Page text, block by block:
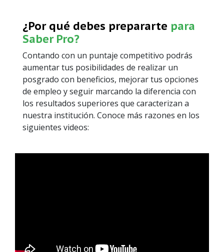
¿Por qué debes prepararte para
Saber Pro?
Contando con un puntaje competitivo podrás
aumentar tus posibilidades de realizar un
posgrado con beneficios, mejorar tus opciones
de empleo y seguir marcando la diferencia con
los resultados superiores que caracterizan a
nuestra institución. Conoce más razones en los
siguientes videos: